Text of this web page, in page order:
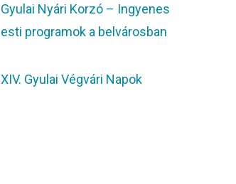
Gyulai Nyári Korzó – Ingyenes
esti programok a belvárosban
XIV. Gyulai Végvári Napok